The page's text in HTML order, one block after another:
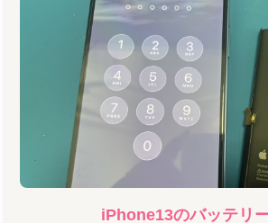
iPhone13のバッテリ